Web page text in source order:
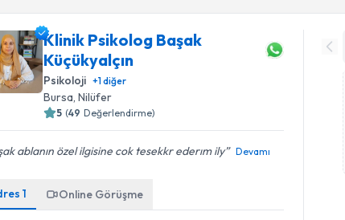
Klinik Psikolog Başak
Küçükyalçın
Psikoloji +1diğer
Bursa, Nilüfer
5 (49 Değerlendirme)
ablanın özel ilgisine cok tesekkr ederım ily Devamı
1 Online Görüşme